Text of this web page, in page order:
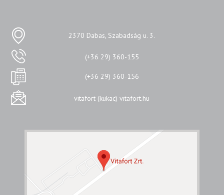
2370 Dabas, Szabadság u. 3.
(+36 29) 360-155
(+36 29) 360-156
vitafort (kukac) vitafort.hu